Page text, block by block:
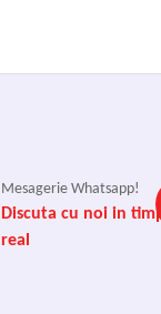
Mesagerie Whatsapp!
Discuta cu noi in timp
real